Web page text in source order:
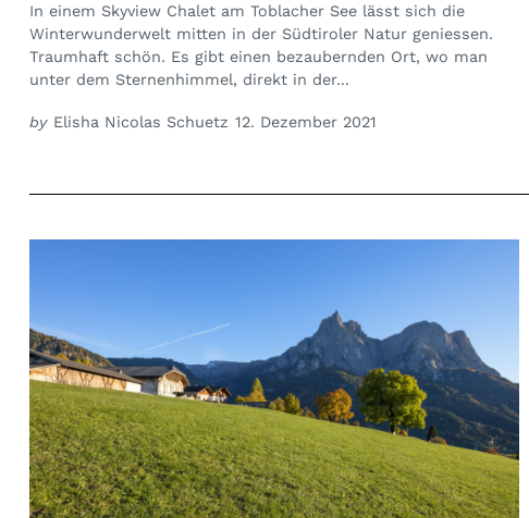
In einem Skyview Chalet am Toblacher See lässt sich die
Winterwunderwelt mitten in der Südtiroler Natur geniessen.
Traumhaft schön. Es gibt einen bezaubernden Ort, wo man
unter dem Sternenhimmel, direkt in der...
by Elisha Nicolas Schuetz 12. Dezember 2021